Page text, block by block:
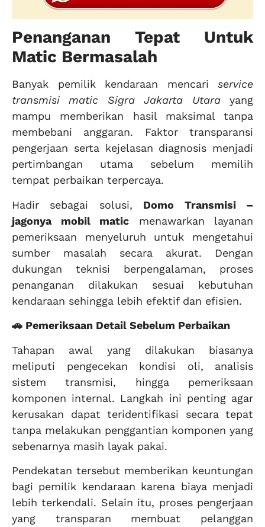
Penanganan Tepat Untuk
Matic Bermasalah
Banyak pemilik kendaraan mencari service
transmisi matic Sigra Jakarta Utarayang
mampu memberikan hasil maksimal tanpa
membebani anggaran. Faktor transparansi
pengerjaan serta kejelasan diagnosis menjadi
pertimbangan utama sebelum memilih
tempat perbaikan terpercaya.
Hadir sebagai solusi, Domo Transmisi –
jagonya mobil matic menawarkan layanan
pemeriksaan menyeluruh untuk mengetahui
sumber masalah secara akurat. Dengan
dukungan teknisi berpengalaman, proses
penanganan dilakukan sesuai kebutuhan
kendaraan sehingga lebih efektif dan efisien.
🚗 Pemeriksaan Detail Sebelum Perbaikan
Tahapan awal yang dilakukan biasanya
meliputi pengecekan kondisi oli, analisis
sistem transmisi, hingga pemeriksaan
komponen internal. Langkah ini penting agar
kerusakan dapat teridentifikasi secara tepat
tanpa melakukan penggantian komponen yang
sebenarnya masih layak pakai.
Pendekatan tersebut memberikan keuntungan
bagi pemilik kendaraan karena biaya menjadi
lebih terkendali. Selain itu, proses pengerjaan
yang transparan membuat pelanggan